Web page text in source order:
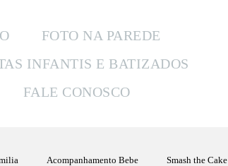
FOTO NA PAREDE
INFANTIS E BATIZADOS
FALE CONOSCO
Acompanhamento Bebe Smash the Cake